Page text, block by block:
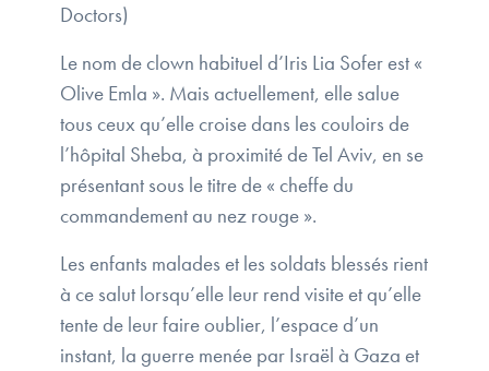
Doctors)
Le nom de clown habituel d’Iris Lia Sofer est «
Olive Emla ». Mais actuellement, elle salue
tous ceux qu’elle croise dans les couloirs de
l’hôpital Sheba, à proximité de Tel Aviv, en se
présentant sous le titre de « cheffe du
commandement au nez rouge ».
Les enfants malades et les soldats blessés rient
à ce salut lorsqu’elle leur rend visite et qu’elle
tente de leur faire oublier, l’espace d’un
instant, la guerre menée par Israël à Gaza et